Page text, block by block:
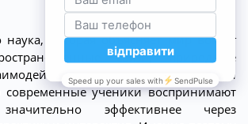
наука, которая объясняет мир вокруг
связи, природные
человека с окружающей
современные ученики воспринимают
эффективнее через